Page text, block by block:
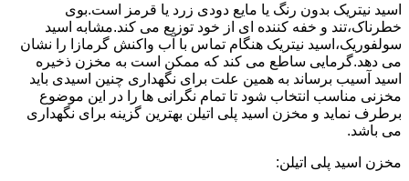
اسید نیتریک بدون رنگ یا مایع دودی زرد یا قرمز است.بوی
خطرناک،تند و خفه کننده ای از خود توزیع می کند.مشابه اسید
سولفوریک،اسید نیتریک هنگام تماس با آب واکنش گرمازا را نشان
می دهد.گرمایی ساطع می کند که ممکن است به مخزن ذخیره
اسید آسیب برساند به همین علت برای نگهداری چنین اسیدی باید
مخزنی مناسب انتخاب شود تا تمام نگرانی ها را در این موضوع
برطرف نماید و مخزن اسید پلی اتیلن بهترین گزینه برای نگهداری
می باشد.
مخزن اسید پلی اتیلن: